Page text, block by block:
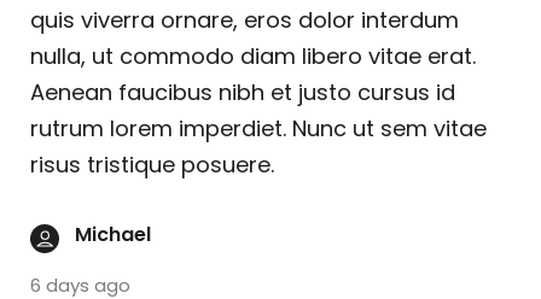
quis viverra ornare, eros dolor interdum
nulla, ut commodo diam libero vitae erat.
Aenean faucibus nibh et justo cursus id
rutrum lorem imperdiet. Nunc ut sem vitae
risus tristique posuere.
Michael
6 days ago